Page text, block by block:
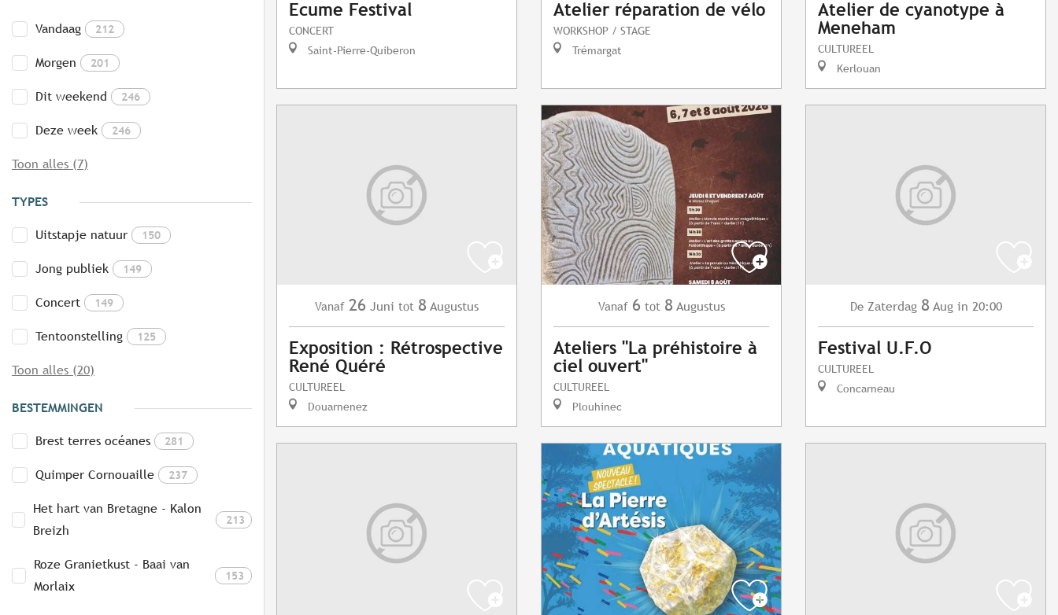
Vandaag 212
Morgen 201
Dit weekend 246
Deze week 246
Toon alles (7)
TYPES
Uitstapje natuur 150
Jong publiek 149
Concert 149
Tentoonstelling 125
Toon alles (20)
BESTEMMINGEN
Brest terres océanes 281
Quimper Cornouaille 237
Het hart van Bretagne - Kalon
Breizh
213
Roze Granietkust - Baai van
Morlaix
153
Ecume Festival
CONCERT
Saint-Pierre-Quiberon
Atelier réparation de vélo
WORKSHOP / STAGE
Trémargat
Atelier de cyanotype à
Meneham
CULTUREEL
Kerlouan
Vanaf 26 Juni tot 8 Augustus
Exposition : Rétrospective
René Quéré
CULTUREEL
Douarnenez
Vanaf 6 tot 8 Augustus
Ateliers "La préhistoire à
ciel ouvert"
CULTUREEL
Plouhinec
De Zaterdag 8 Aug in 20:00
Festival U.F.O
CULTUREEL
Concarneau